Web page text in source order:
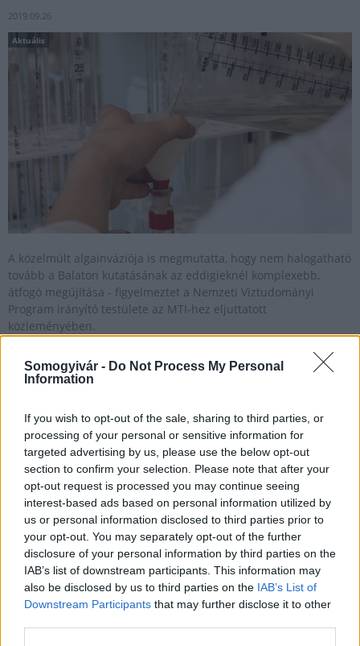
Somogyivár - Do Not Process My Personal
Information
If you wish to opt-out of the sale, sharing to third parties, or
processing of your personal or sensitive information for
targeted advertising by us, please use the below opt-out
section to confirm your selection. Please note that after your
opt-out request is processed you may continue seeing
interest-based ads based on personal information utilized by
us or personal information disclosed to third parties prior to
your opt-out. You may separately opt-out of the further
disclosure of your personal information by third parties on the
IAB’s list of downstream participants. This information may
also be disclosed by us to third parties on the IAB’s List of
Downstream Participants that may further disclose it to other
2019.09.26
Aktuális
A közelmúlt algainváziója is megmutatta, hogy nem halogatható
tovább a Balaton kutatásának az eddigieknél komplexebb,
átfogó megújítása - figyelmeztet a Nemzeti Víztudományi
Program irányító testülete az MTI-hez eljuttatott
közleményében.
A kánikula ellenére kiváló a nagy tavak vízminősége
2019.08.10
Aktuális